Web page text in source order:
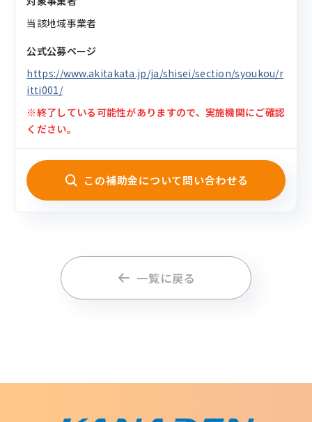
当該地域事業者
公式公募ページ
https://www.akitakata.jp/ja/shisei/section/syoukou/r
itti001/
※終了している可能性がありますので、実施機関にご確認
ください。
この補助金について問い合わせる
一覧に戻る